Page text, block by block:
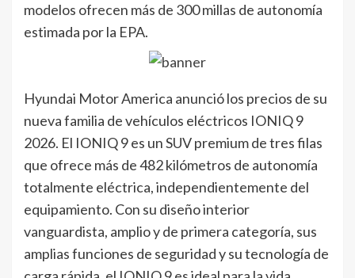
modelos ofrecen más de 300 millas de autonomía
estimada por la EPA.
Hyundai Motor America anunció los precios de su
nueva familia de vehículos eléctricos IONIQ 9
2026. El IONIQ 9 es un SUV premium de tres filas
que ofrece más de 482 kilómetros de autonomía
totalmente eléctrica, independientemente del
equipamiento. Con su diseño interior
vanguardista, amplio y de primera categoría, sus
amplias funciones de seguridad y su tecnología de